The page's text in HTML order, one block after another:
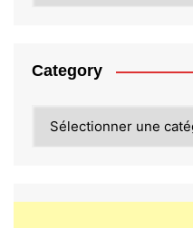
Category